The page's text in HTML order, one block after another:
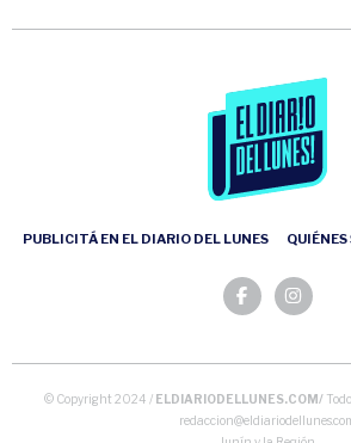
PUBLICITÁ EN EL DIARIO DEL LUNES QUIÉNES
© Copyright 2024 / ELDIARIODELLUNES.COM/